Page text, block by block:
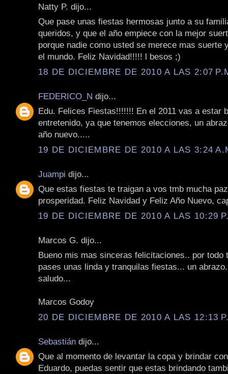
Natty P. dijo...
Que pase unas fiestas hermosas junto a su
queridos, y que el año empiece con la mejor
porque nadie como usted se merece mas suerte
el mundo. Feliz Navidad!!!!! l besos ;)
18 DE DICIEMBRE DE 2010 A LAS 2:07
FEDERICO_N dijo...
Edu. Felices Fiestas!!!!!!! En el 2011 vas a estar
entretenido, ya que tenemos elecciones, un
año nuevo.....
19 DE DICIEMBRE DE 2010 A LAS 3:24
Juampi dijo...
Que estas fiestas te traigan a vos tmb mucha
prosperidad. Feliz Navidad y Feliz Año Nuevo,
19 DE DICIEMBRE DE 2010 A LAS 10:29
Marcos G. dijo...
Bueno mis mas sinceras felicitaciones.. por todo
pases unas linda y tranquilas fiestas... un
saludo...
Marcos Godoy
20 DE DICIEMBRE DE 2010 A LAS 12:13
Sebastián dijo...
Que al momento de levantar la copa y brindar
Eduardo, puedas sentir que estas brindando